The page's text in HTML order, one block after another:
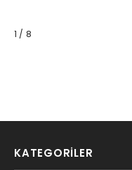
1 / of
8
KATEGORILER